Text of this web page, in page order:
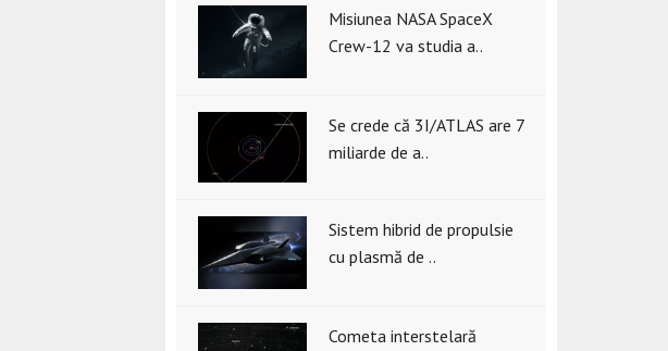
Misiunea NASA SpaceX
Crew-12 va studia a..
Se crede că 3I/ATLAS are 7
miliarde de a..
Sistem hibrid de propulsie
cu plasmă de ..
Cometa interstelară